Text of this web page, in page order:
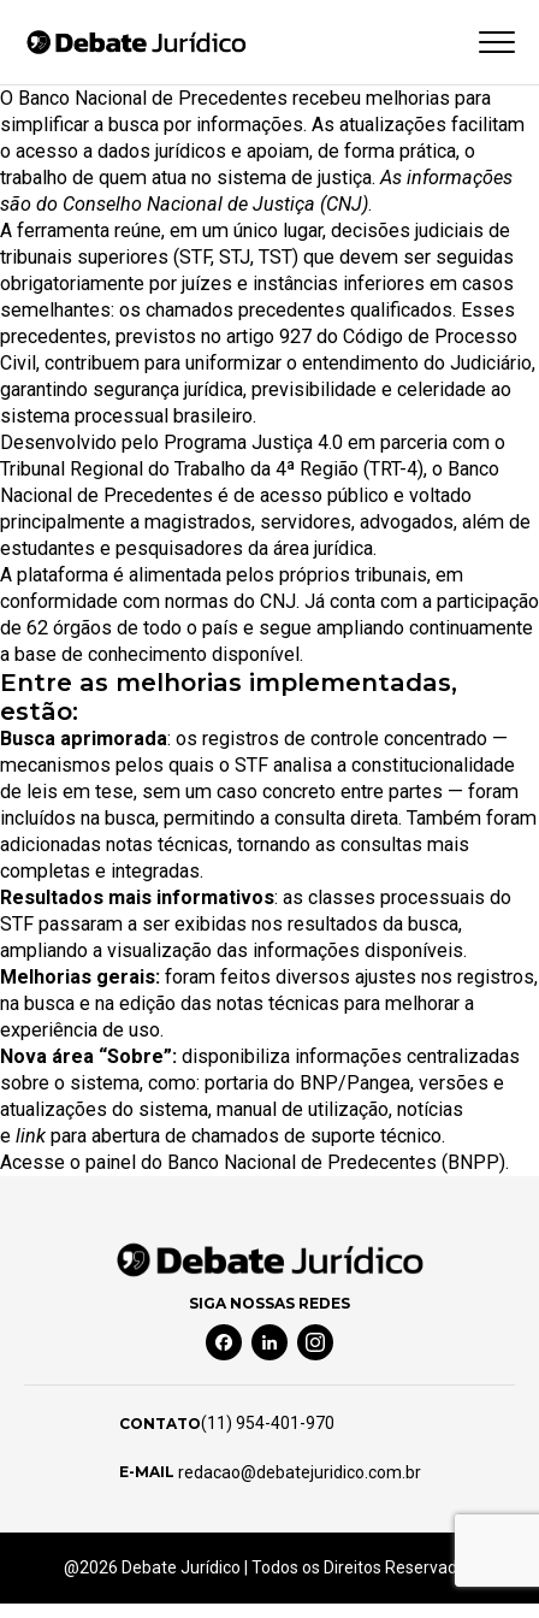
O Banco Nacional de Precedentes recebeu melhorias para
simplificar a busca por informações. As atualizações facilitam
o acesso a dados jurídicos e apoiam, de forma prática, o
trabalho de quem atua no sistema de justiça.As informações
são do Conselho Nacional de Justiça (CNJ).
A ferramenta reúne, em um único lugar, decisões judiciais de
tribunais superiores (STF, STJ, TST) que devem ser seguidas
obrigatoriamente por juízes e instâncias inferiores em casos
semelhantes: os chamados precedentes qualificados. Esses
precedentes, previstos no artigo 927 do Código de Processo
Civil, contribuem para uniformizar o entendimento do Judiciário,
garantindo segurança jurídica, previsibilidade e celeridade ao
sistema processual brasileiro.
Desenvolvido pelo Programa Justiça 4.0 em parceria com o
Tribunal Regional do Trabalho da 4ª Região (TRT-4), o Banco
Nacional de Precedentes é de acesso público e voltado
principalmente a magistrados, servidores, advogados, além de
estudantes e pesquisadores da área jurídica.
A plataforma é alimentada pelos próprios tribunais, em
conformidade com normas do CNJ. Já conta com a participação
de 62 órgãos de todo o país e segue ampliando continuamente
a base de conhecimento disponível.
Entre as melhorias implementadas,
estão:
Busca aprimorada: os registros de controle concentrado —
mecanismos pelos quais o STF analisa a constitucionalidade
de leis em tese, sem um caso concreto entre partes — foram
incluídos na busca, permitindo a consulta direta. Também foram
adicionadas notas técnicas, tornando as consultas mais
completas e integradas.
Resultados mais informativos: as classes processuais do
STF passaram a ser exibidas nos resultados da busca,
ampliando a visualização das informações disponíveis.
Melhorias gerais: foram feitos diversos ajustes nos registros,
na busca e na edição das notas técnicas para melhorar a
experiência de uso.
Nova área “Sobre”: disponibiliza informações centralizadas
sobre o sistema, como: portaria do BNP/Pangea, versões e
atualizações do sistema, manual de utilização, notícias
e link para abertura de chamados de suporte técnico.
Acesse o painel do Banco Nacional de Predecentes (BNPP).
SIGA NOSSAS REDES
Facebook Social Media
Linkedin Social Media
Instagram Social Media
CONTATO(11) 954-401-970
E-MAIL redacao@debatejuridico.com.br
@2026 Debate Jurídico | Todos os Direitos Reservados